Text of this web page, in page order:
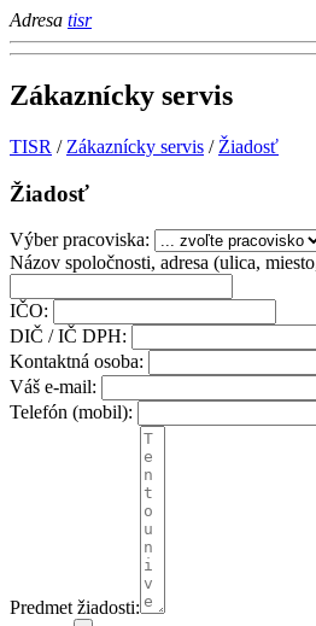
Adresa tisr
Zákaznícky servis
TISR / Zákaznícky servis / Žiadosť
Žiadosť
Výber pracoviska:
Názov spoločnosti, adresa (ulica,
IČO:
DIČ / IČ DPH:
Kontaktná osoba:
Váš e-mail:
Telefón (mobil):
Predmet žiadosti: